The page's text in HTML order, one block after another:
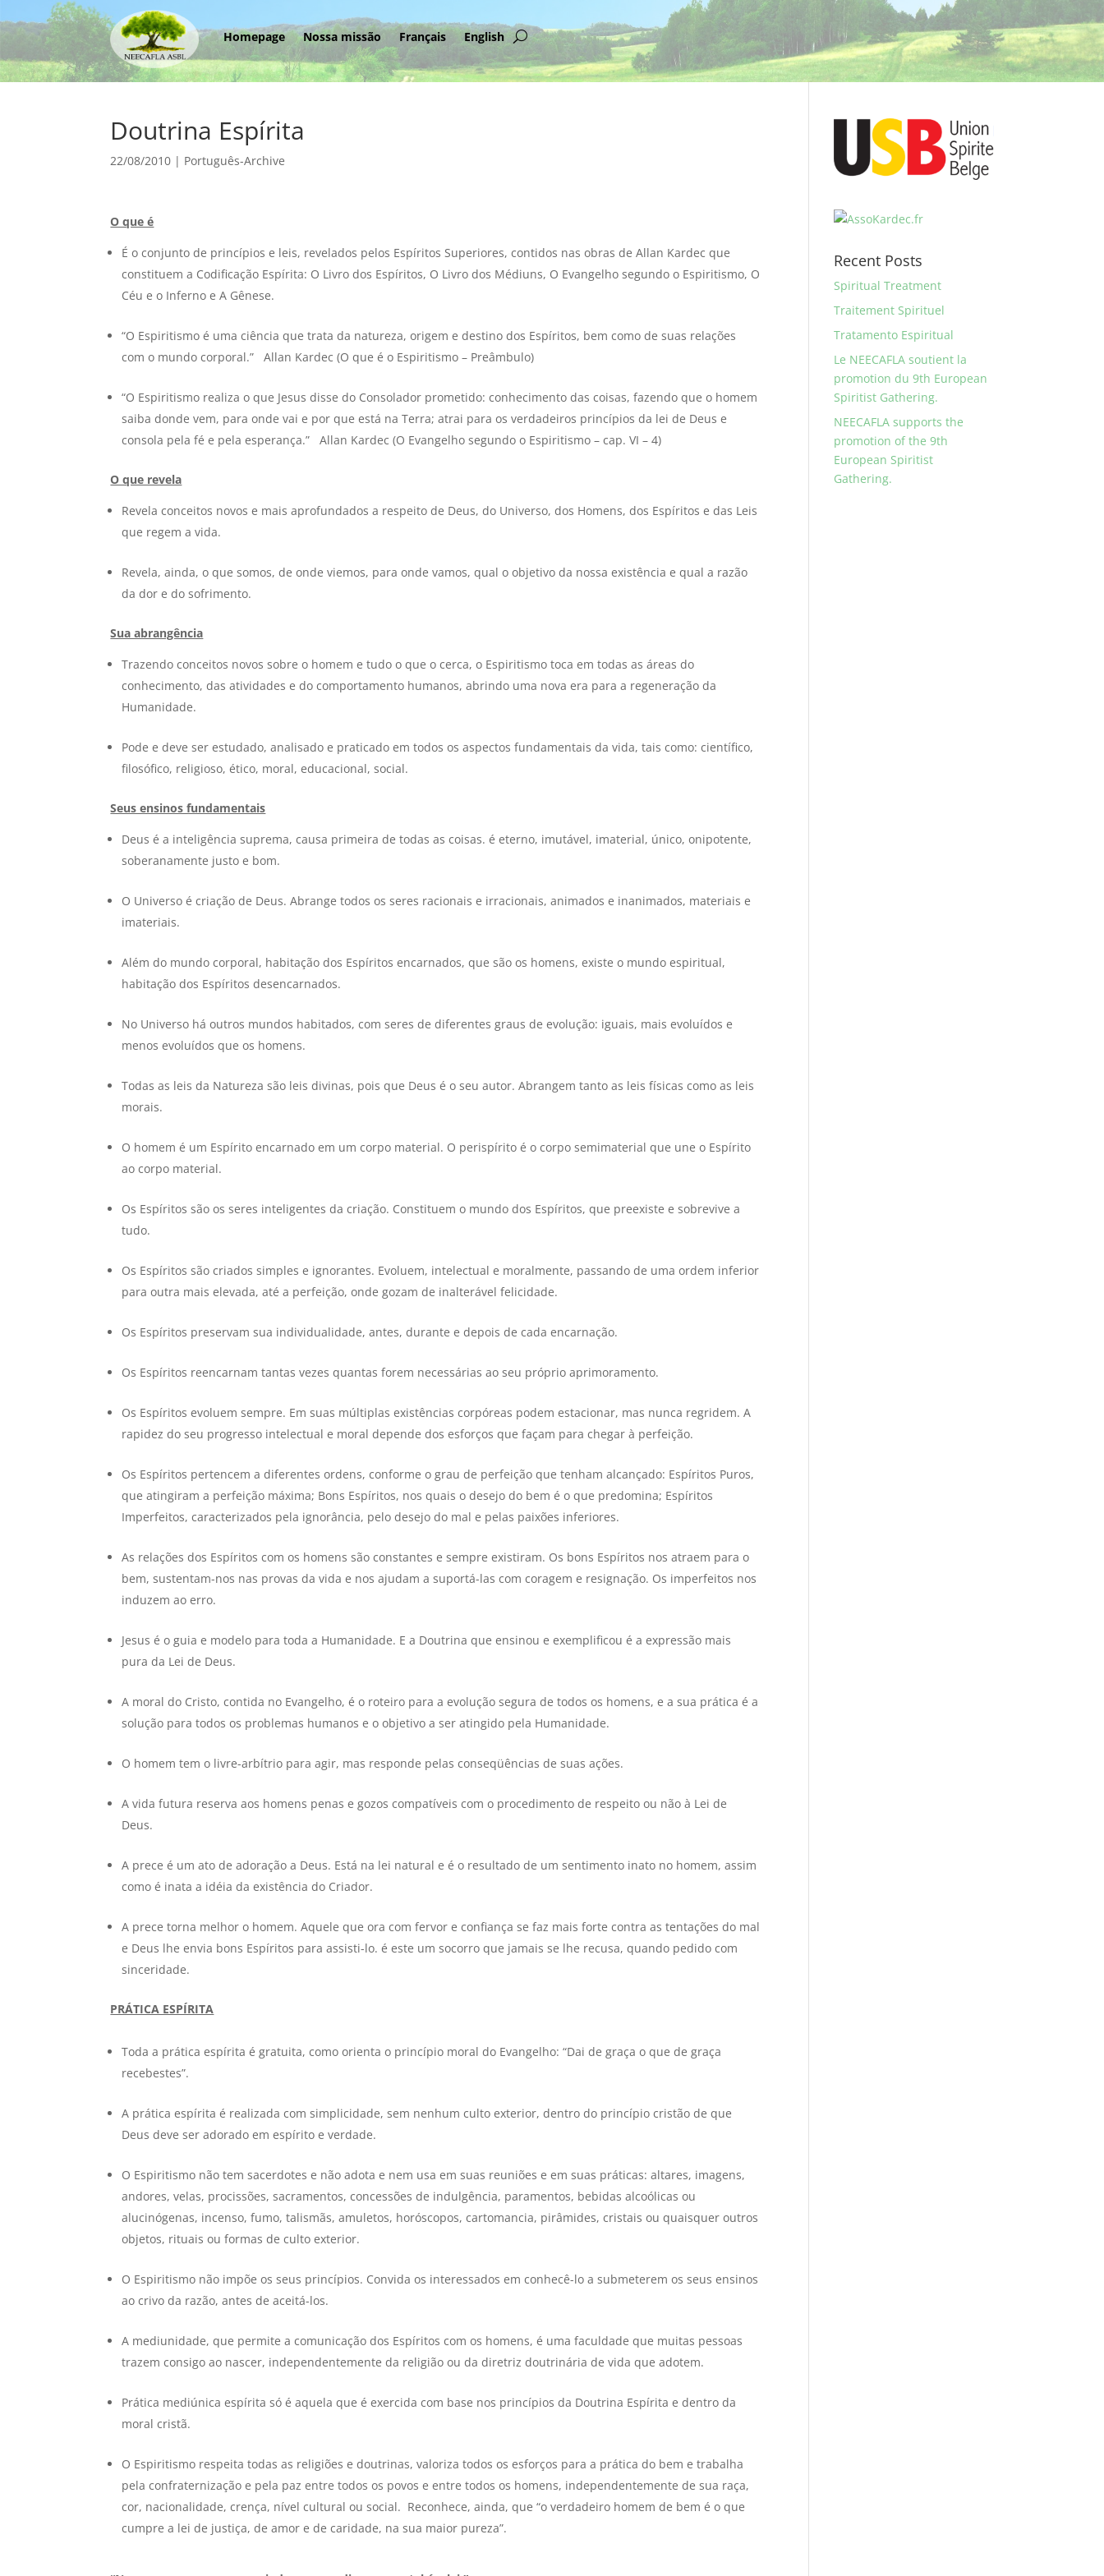
Homepage Nossa missão Français English
Doutrina Espírita
22/08/2010 | Português-Archive
O que é
É o conjunto de princípios e leis, revelados pelos Espíritos Superiores, contidos nas obras de Allan Kardec que
constituem a Codificação Espírita: O Livro dos Espíritos, O Livro dos Médiuns, O Evangelho segundo o Espiritismo, O
Céu e o Inferno e A Gênese.
“O Espiritismo é uma ciência que trata da natureza, origem e destino dos Espíritos, bem como de suas relações
com o mundo corporal.” Allan Kardec (O que é o Espiritismo – Preâmbulo)
“O Espiritismo realiza o que Jesus disse do Consolador prometido: conhecimento das coisas, fazendo que o homem
saiba donde vem, para onde vai e por que está na Terra; atrai para os verdadeiros princípios da lei de Deus e
consola pela fé e pela esperança.” Allan Kardec (O Evangelho segundo o Espiritismo – cap. VI – 4)
O que revela
Revela conceitos novos e mais aprofundados a respeito de Deus, do Universo, dos Homens, dos Espíritos e das Leis
que regem a vida.
Revela, ainda, o que somos, de onde viemos, para onde vamos, qual o objetivo da nossa existência e qual a razão
da dor e do sofrimento.
Sua abrangência
Trazendo conceitos novos sobre o homem e tudo o que o cerca, o Espiritismo toca em todas as áreas do
conhecimento, das atividades e do comportamento humanos, abrindo uma nova era para a regeneração da
Humanidade.
Pode e deve ser estudado, analisado e praticado em todos os aspectos fundamentais da vida, tais como: científico,
filosófico, religioso, ético, moral, educacional, social.
Seus ensinos fundamentais
Deus é a inteligência suprema, causa primeira de todas as coisas. é eterno, imutável, imaterial, único, onipotente,
soberanamente justo e bom.
O Universo é criação de Deus. Abrange todos os seres racionais e irracionais, animados e inanimados, materiais e
imateriais.
Além do mundo corporal, habitação dos Espíritos encarnados, que são os homens, existe o mundo espiritual,
habitação dos Espíritos desencarnados.
No Universo há outros mundos habitados, com seres de diferentes graus de evolução: iguais, mais evoluídos e
menos evoluídos que os homens.
Todas as leis da Natureza são leis divinas, pois que Deus é o seu autor. Abrangem tanto as leis físicas como as leis
morais.
O homem é um Espírito encarnado em um corpo material. O perispírito é o corpo semimaterial que une o Espírito
ao corpo material.
Os Espíritos são os seres inteligentes da criação. Constituem o mundo dos Espíritos, que preexiste e sobrevive a
tudo.
Os Espíritos são criados simples e ignorantes. Evoluem, intelectual e moralmente, passando de uma ordem inferior
para outra mais elevada, até a perfeição, onde gozam de inalterável felicidade.
Os Espíritos preservam sua individualidade, antes, durante e depois de cada encarnação.
Os Espíritos reencarnam tantas vezes quantas forem necessárias ao seu próprio aprimoramento.
Os Espíritos evoluem sempre. Em suas múltiplas existências corpóreas podem estacionar, mas nunca regridem. A
rapidez do seu progresso intelectual e moral depende dos esforços que façam para chegar à perfeição.
Os Espíritos pertencem a diferentes ordens, conforme o grau de perfeição que tenham alcançado: Espíritos Puros,
que atingiram a perfeição máxima; Bons Espíritos, nos quais o desejo do bem é o que predomina; Espíritos
Imperfeitos, caracterizados pela ignorância, pelo desejo do mal e pelas paixões inferiores.
As relações dos Espíritos com os homens são constantes e sempre existiram. Os bons Espíritos nos atraem para o
bem, sustentam-nos nas provas da vida e nos ajudam a suportá-las com coragem e resignação. Os imperfeitos nos
induzem ao erro.
Jesus é o guia e modelo para toda a Humanidade. E a Doutrina que ensinou e exemplificou é a expressão mais
pura da Lei de Deus.
A moral do Cristo, contida no Evangelho, é o roteiro para a evolução segura de todos os homens, e a sua prática é a
solução para todos os problemas humanos e o objetivo a ser atingido pela Humanidade.
O homem tem o livre-arbítrio para agir, mas responde pelas conseqüências de suas ações.
A vida futura reserva aos homens penas e gozos compatíveis com o procedimento de respeito ou não à Lei de
Deus.
A prece é um ato de adoração a Deus. Está na lei natural e é o resultado de um sentimento inato no homem, assim
como é inata a idéia da existência do Criador.
A prece torna melhor o homem. Aquele que ora com fervor e confiança se faz mais forte contra as tentações do mal
e Deus lhe envia bons Espíritos para assisti-lo. é este um socorro que jamais se lhe recusa, quando pedido com
sinceridade.
PRÁTICA ESPÍRITA
Toda a prática espírita é gratuita, como orienta o princípio moral do Evangelho: “Dai de graça o que de graça
recebestes”.
A prática espírita é realizada com simplicidade, sem nenhum culto exterior, dentro do princípio cristão de que
Deus deve ser adorado em espírito e verdade.
O Espiritismo não tem sacerdotes e não adota e nem usa em suas reuniões e em suas práticas: altares, imagens,
andores, velas, procissões, sacramentos, concessões de indulgência, paramentos, bebidas alcoólicas ou
alucinógenas, incenso, fumo, talismãs, amuletos, horóscopos, cartomancia, pirâmides, cristais ou quaisquer outros
objetos, rituais ou formas de culto exterior.
O Espiritismo não impõe os seus princípios. Convida os interessados em conhecê-lo a submeterem os seus ensinos
ao crivo da razão, antes de aceitá-los.
A mediunidade, que permite a comunicação dos Espíritos com os homens, é uma faculdade que muitas pessoas
trazem consigo ao nascer, independentemente da religião ou da diretriz doutrinária de vida que adotem.
Prática mediúnica espírita só é aquela que é exercida com base nos princípios da Doutrina Espírita e dentro da
moral cristã.
O Espiritismo respeita todas as religiões e doutrinas, valoriza todos os esforços para a prática do bem e trabalha
pela confraternização e pela paz entre todos os povos e entre todos os homens, independentemente de sua raça,
cor, nacionalidade, crença, nível cultural ou social. Reconhece, ainda, que “o verdadeiro homem de bem é o que
cumpre a lei de justiça, de amor e de caridade, na sua maior pureza”.
Recent Posts
Spiritual Treatment
Traitement Spirituel
Tratamento Espiritual
Le NEECAFLA soutient la
promotion du 9th European
Spiritist Gathering.
NEECAFLA supports the
promotion of the 9th
European Spiritist
Gathering.